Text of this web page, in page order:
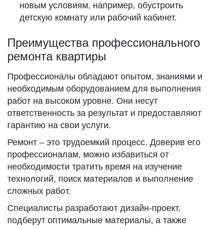
новым условиям, например, обустроить
детскую комнату или рабочий кабинет.
Преимущества профессионального
ремонта квартиры
Профессионалы обладают опытом, знаниями и
необходимым оборудованием для выполнения
работ на высоком уровне. Они несут
ответственность за результат и предоставляют
гарантию на свои услуги.
Ремонт – это трудоемкий процесс. Доверив его
профессионалам, можно избавиться от
необходимости тратить время на изучение
технологий, поиск материалов и выполнение
сложных работ.
Специалисты разработают дизайн-проект,
подберут оптимальные материалы, а также